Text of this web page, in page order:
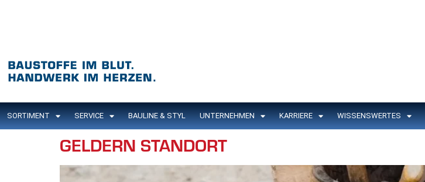
SORTIMENT SERVICE BAULINE & STYL UNTERNEHMEN KARRIERE WISSENSWERTES
GELDERN STANDORT